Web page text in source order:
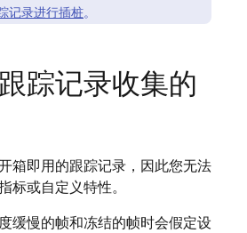
记录进行插桩。
踪记录收集的
箱即用的跟踪记录，因此您无法
标或自定义特性。
缓慢的帧和冻结的帧时会假定设